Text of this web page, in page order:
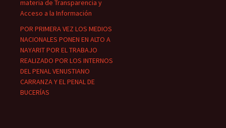
materia de Transparencia y
Acceso a la Información
POR PRIMERA VEZ LOS MEDIOS
NACIONALES PONEN EN ALTO A
NAYARIT POR EL TRABAJO
REALIZADO POR LOS INTERNOS
DEL PENAL VENUSTIANO
CARRANZA Y EL PENAL DE
BUCERÍAS